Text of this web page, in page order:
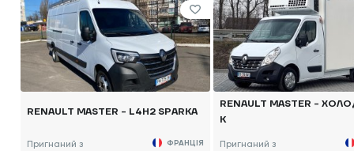
RENAULT MASTER - L4H2 SPARKA
Пригнаний з ФРАНЦІЯ
RENAULT MASTER -
К
Пригнаний з